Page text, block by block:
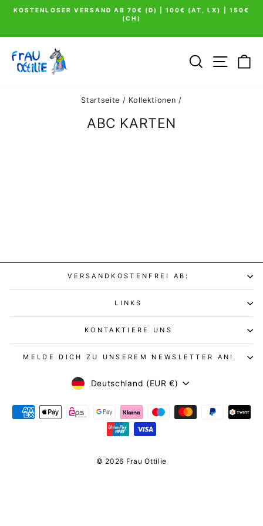
Pause
KOSTENLOSER VERSAND AB 70€ (D) | 100€ (AT, LX) | 150€
(CH)
SUCHE
Startseite / Kollektionen /
ABC KARTEN
VERSANDKOSTENFREI AB:
LINKS
KONTAKTIERE UNS
MELDE DICH ZU UNSEREM NEWSLETTER AN!
WÄHRUNG
Deutschland (EUR €)
© 2026 Frau Ottilie